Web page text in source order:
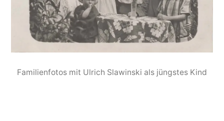
Familienfotos mit Ulrich Slawinski als jüngstes Kind